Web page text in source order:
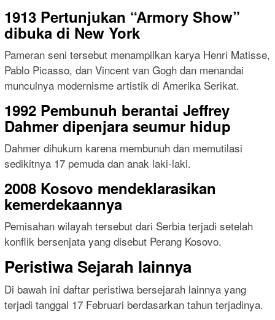
1913 Pertunjukan “Armory Show”
dibuka di New York
Pameran seni tersebut menampilkan karya Henri Matisse,
Pablo Picasso, dan Vincent van Gogh dan menandai
munculnya modernisme artistik di Amerika Serikat.
1992 Pembunuh berantai Jeffrey
Dahmer dipenjara seumur hidup
Dahmer dihukum karena membunuh dan memutilasi
sedikitnya 17 pemuda dan anak laki-laki.
2008 Kosovo mendeklarasikan
kemerdekaannya
Pemisahan wilayah tersebut dari Serbia terjadi setelah
konflik bersenjata yang disebut Perang Kosovo.
Peristiwa Sejarah lainnya
Di bawah ini daftar peristiwa bersejarah lainnya yang
terjadi tanggal 17 Februari berdasarkan tahun terjadinya.